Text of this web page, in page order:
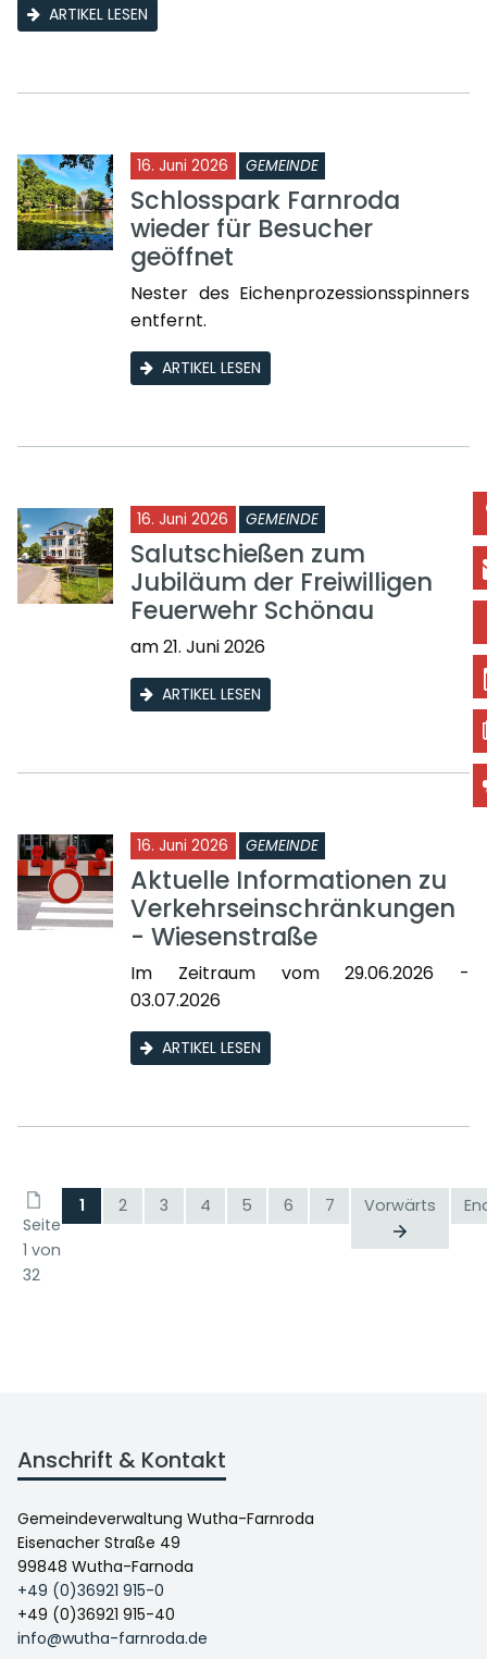
ARTIKEL LESEN
16. Juni 2026 GEMEINDE
Schlosspark Farnroda
wieder für Besucher
geöffnet
Nester des Eichenprozessionsspinners
entfernt.
ARTIKEL LESEN
16. Juni 2026 GEMEINDE
Salutschießen zum
Jubiläum der Freiwilligen
Feuerwehr Schönau
am 21. Juni 2026
ARTIKEL LESEN
16. Juni 2026 GEMEINDE
Aktuelle Informationen zu
Verkehrseinschränkungen
- Wiesenstraße
Im Zeitraum vom 29.06.2026 -
03.07.2026
ARTIKEL LESEN
Seite
1 von
32
1 2 3 4 5 6 7 Vorwärts
Anschrift & Kontakt
Gemeindeverwaltung Wutha-Farnroda
Eisenacher Straße 49
99848 Wutha-Farnoda
+49 (0)36921 915-0
+49 (0)36921 915-40
info@wutha-farnroda.de